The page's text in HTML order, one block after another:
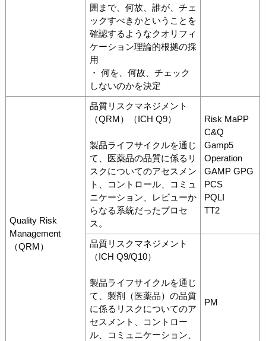
囲まで、何故、誰が、チェ
ックすべきかということを
確認するようなクオリフィ
ケーション理論的根拠の採
用
・ 何を、何故、チェック
しないのかを決定
Quality Risk
Management
（QRM）
品質リスクマネジメント
（QRM）（ICH Q9）
製品ライフサイクルを通じ
て、医薬品の品質に係るリ
スクについてのアセスメン
ト、コントロール、コミュ
ニケーション、レビューか
らなる系統だったプロセ
ス。
Risk MaPP
C&Q
Gamp5
Operation
GAMP GPG
PCS
PQLI
TT2
品質リスクマネジメント
（ICH Q9/Q10）
製品ライフサイクルを通じ
て、製剤（医薬品）の品質
に係るリスクについてのア
セスメント、コントロー
ル、コミュニケーション、
PM